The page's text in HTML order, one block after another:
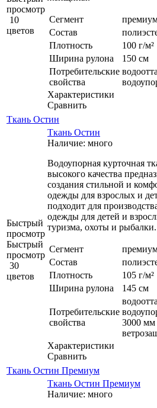
просмотр
10
цветов
Сегмент
Состав
Плотность
100 г/м²
Ширина рулона
150 см
Потребительские
свойства
Характеристики
Сравнить
Ткань Остин
Быстрый
просмотр
Быстрый
просмотр
30
цветов
Ткань Остин
Наличие: много
Водоупорная курточная
высокого качества
создания стильной и
одежды для взрослых и
подходит для
одежды для детей и
туризма, охоты и рыбалки.
Сегмент
Состав
Плотность
105 г/м²
Ширина рулона
145 см
Потребительские
свойства
3000 мм
Характеристики
Сравнить
Ткань Остин Премиум
Ткань Остин Премиум
Наличие: много